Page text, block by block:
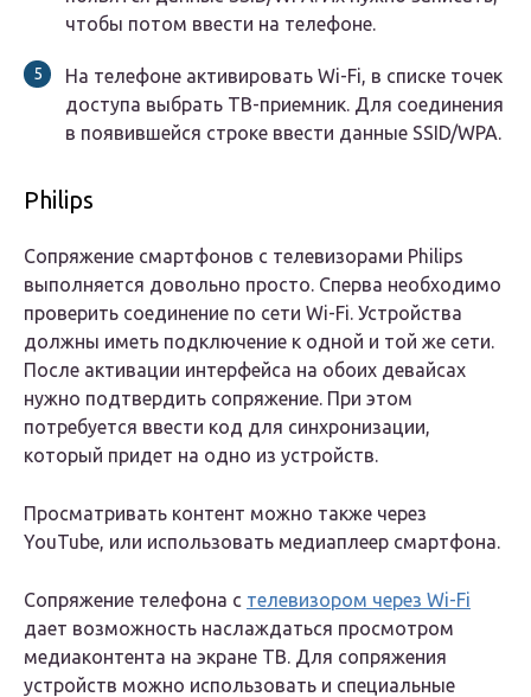
чтобы потом ввести на телефоне.
На телефоне активировать Wi-Fi, в списке точек
доступа выбрать ТВ-приемник. Для соединения
в появившейся строке ввести данные SSID/WPA.
Philips
Сопряжение смартфонов с телевизорами Philips
выполняется довольно просто. Сперва необходимо
проверить соединение по сети Wi-Fi. Устройства
должны иметь подключение к одной и той же сети.
После активации интерфейса на обоих девайсах
нужно подтвердить сопряжение. При этом
потребуется ввести код для синхронизации,
который придет на одно из устройств.
Просматривать контент можно также через
YouTube, или использовать медиаплеер смартфона.
Сопряжение телефона с телевизором через Wi-Fi
дает возможность наслаждаться просмотром
медиаконтента на экране ТВ. Для сопряжения
устройств можно использовать и специальные